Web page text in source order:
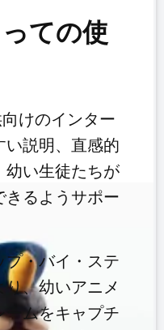
ての使
けのインター
い説明、直感的
幼い生徒たちが
きるようサポー
プ・バイ・ステ
、幼いアニメ
ームをキャプチ